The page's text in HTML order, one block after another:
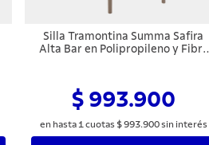
Silla Tramontina Summa Safira
Alta Bar en Polipropileno y Fibra
$ 993.900
en hasta 1 cuotas $ 993.900sin interés